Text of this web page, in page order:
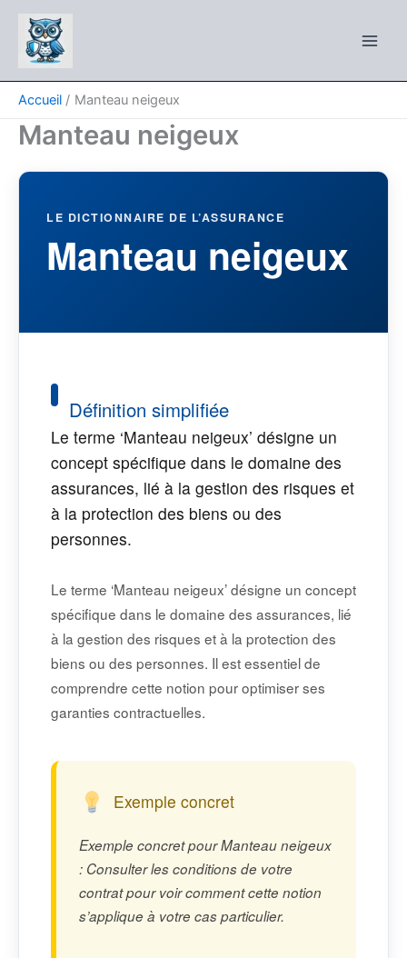
contenu
Accueil Manteau neigeux
Manteau neigeux
LE DICTIONNAIRE DE L’ASSURANCE
Manteau neigeux
Définition simplifiée
Le terme ‘Manteau neigeux’ désigne un
concept spécifique dans le domaine des
assurances, lié à la gestion des risques et
à la protection des biens ou des
personnes.
Le terme ‘Manteau neigeux’ désigne un concept
spécifique dans le domaine des assurances, lié
à la gestion des risques et à la protection des
biens ou des personnes. Il est essentiel de
comprendre cette notion pour optimiser ses
garanties contractuelles.
Exemple concret
Exemple concret pour Manteau neigeux
: Consulter les conditions de votre
contrat pour voir comment cette notion
s’applique à votre cas particulier.